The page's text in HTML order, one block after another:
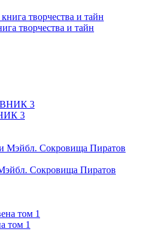
творчества и тайн
3
Сокровища Пиратов
том 1